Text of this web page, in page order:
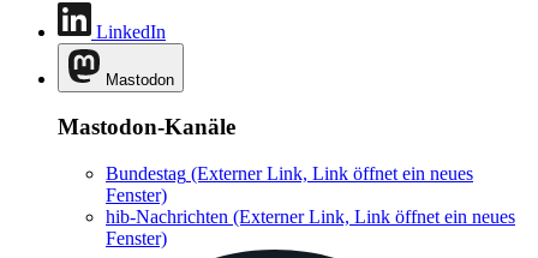
LinkedIn
Mastodon
Mastodon-Kanäle
Bundestag (Externer Link, Link öffnet ein neues
Fenster)
hib-Nachrichten (Externer Link, Link öffnet ein neues
Fenster)